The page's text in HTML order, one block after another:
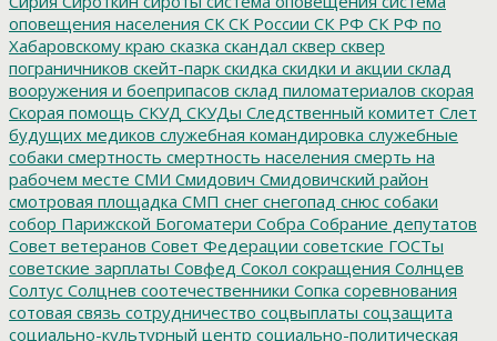
оповещения населения СК СК России СК РФ СК РФ по
Хабаровскому краю сказка скандал сквер сквер
пограничников скейт-парк скидка скидки и акции склад
вооружения и боеприпасов склад пиломатериалов скорая
Скорая помощь СКУД СКУДы Следственный комитет Слет
будущих медиков служебная командировка служебные
собаки смертность смертность населения смерть на
рабочем месте СМИ Смидович Смидовичский район
смотровая площадка СМП снег снегопад снюс собаки
собор Парижской Богоматери Собра Собрание депутатов
Совет ветеранов Совет Федерации советские ГОСТы
советские зарплаты Совфед Сокол сокращения Солнцев
Солтус Солцнев соотечественники Сопка соревнования
сотовая связь сотрудничество соцвыплаты соцзащита
социально-культурный центр социально-политическая